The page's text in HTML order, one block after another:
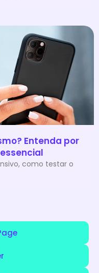
Entenda por
como testar o